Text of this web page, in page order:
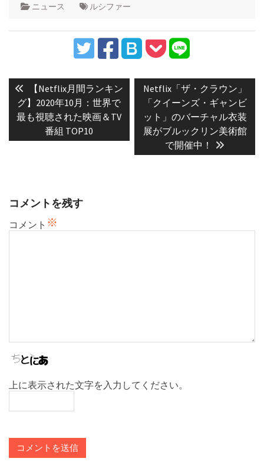
ニュース ルシファー
稿
ナ
ビ
Previous
post:
【Netflix月間ランキン
グ】2020年10月：世界で
最も視聴された映画＆TV
番組 TOP10
Next
post:
Netflix「ザ・クラウン」
「クイーンズ・ギャンビ
ット」のバーチャル衣装
展がブルックリン美術館
で開催中！
コメントを残す
コメント ※
上に表示された文字を入力してください。